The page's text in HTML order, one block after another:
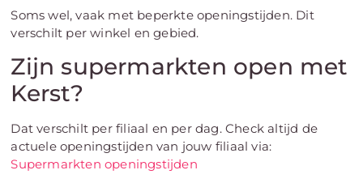
Soms wel, vaak met beperkte openingstijden. Dit
verschilt per winkel en gebied.
Zijn supermarkten open met
Kerst?
Dat verschilt per filiaal en per dag. Check altijd de
actuele openingstijden van jouw filiaal via:
Supermarkten openingstijden